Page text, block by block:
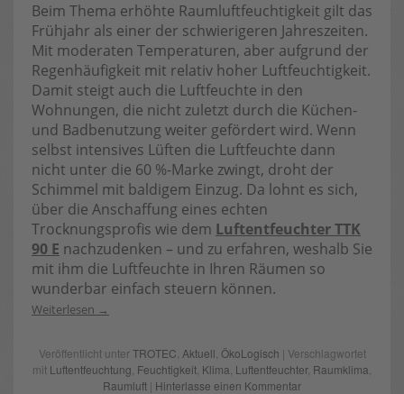
Beim Thema erhöhte Raumluftfeuchtigkeit gilt das
Frühjahr als einer der schwierigeren Jahreszeiten.
Mit moderaten Temperaturen, aber aufgrund der
Regenhäufigkeit mit relativ hoher Luftfeuchtigkeit.
Damit steigt auch die Luftfeuchte in den
Wohnungen, die nicht zuletzt durch die Küchen-
und Badbenutzung weiter gefördert wird. Wenn
selbst intensives Lüften die Luftfeuchte dann
nicht unter die 60 %-Marke zwingt, droht der
Schimmel mit baldigem Einzug. Da lohnt es sich,
über die Anschaffung eines echten
Trocknungsprofis wie dem Luftentfeuchter TTK
90 E nachzudenken – und zu erfahren, weshalb Sie
mit ihm die Luftfeuchte in Ihren Räumen so
wunderbar einfach steuern können.
Weiterlesen
Veröffentlicht unterTROTEC Aktuell ÖkoLogisch | Verschlagwortet
mit Luftentfeuchtung Feuchtigkeit Klima Luftentfeuchter, Raumklima
Raumluft | Hinterlasse einen Kommentar